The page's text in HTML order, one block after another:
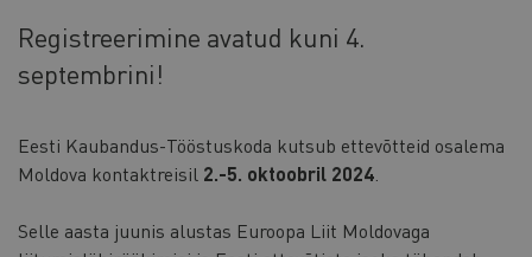
Registreerimine avatud kuni 4.
septembrini!
Eesti Kaubandus-Tööstuskoda kutsub ettevõtteid osalema
Moldova kontaktreisil 2.-5. oktoobril 2024
Selle aasta juunis alustas Euroopa Liit Moldovaga